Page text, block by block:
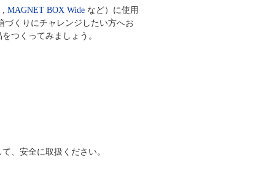
, MAGNET BOX Wide など）に使用
づくりにチャレンジしたい方へお
つくってみましょう。
、安全に取扱ください。